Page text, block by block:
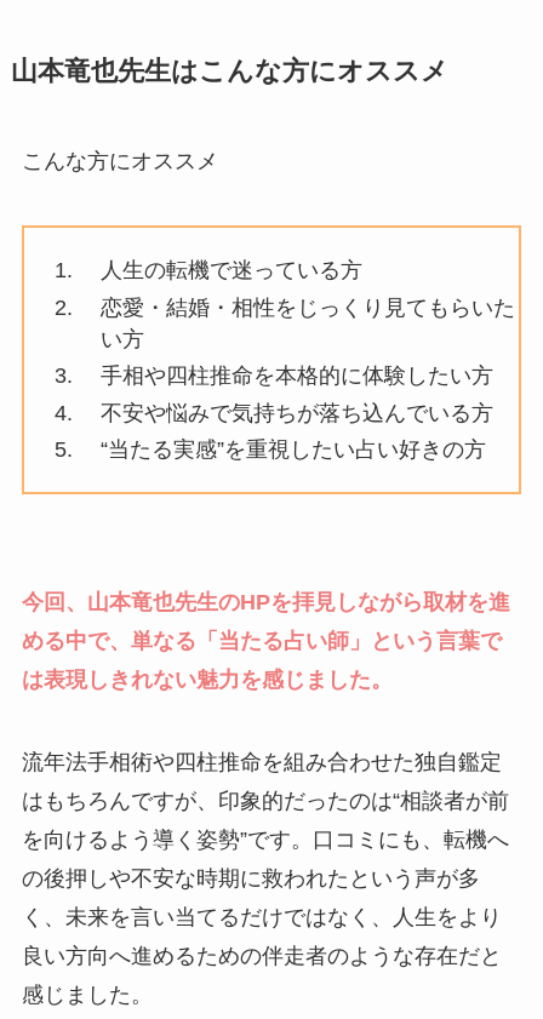
山本竜也先生はこんな方にオススメ
こんな方にオススメ
人生の転機で迷っている方
恋愛・結婚・相性をじっくり見てもらいた
い方
手相や四柱推命を本格的に体験したい方
不安や悩みで気持ちが落ち込んでいる方
“当たる実感”を重視したい占い好きの方
今回、山本竜也先生のHPを拝見しながら取材を進
める中で、単なる「当たる占い師」という言葉で
は表現しきれない魅力を感じました。
流年法手相術や四柱推命を組み合わせた独自鑑定
はもちろんですが、印象的だったのは“相談者が前
を向けるよう導く姿勢”です。口コミにも、転機へ
の後押しや不安な時期に救われたという声が多
く、未来を言い当てるだけではなく、人生をより
良い方向へ進めるための伴走者のような存在だと
感じました。